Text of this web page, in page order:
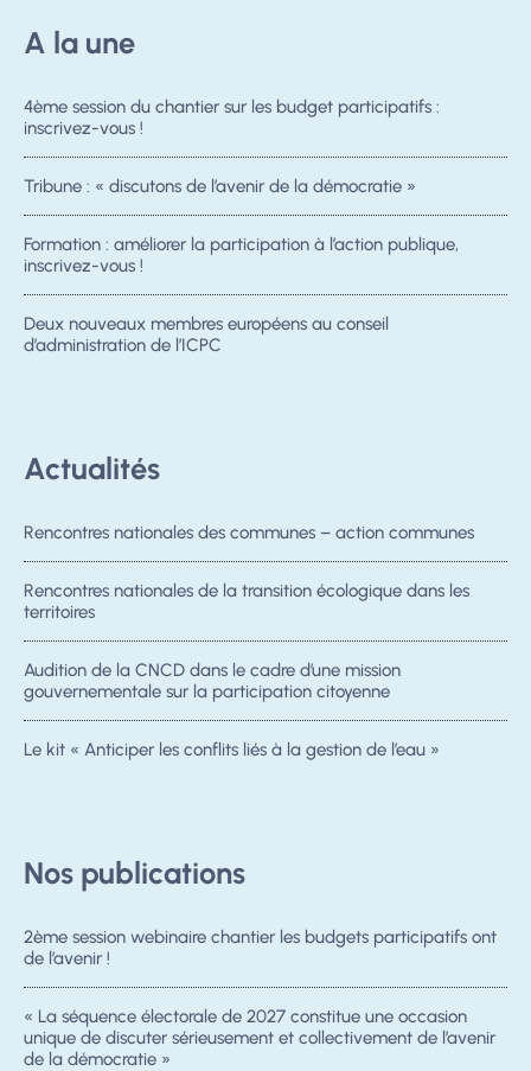
A la une
4ème session du chantier sur les budget participatifs :
inscrivez-vous !
Tribune : « discutons de l’avenir de la démocratie »
Formation : améliorer la participation à l’action publique,
inscrivez-vous !
Deux nouveaux membres européens au conseil
d’administration de l’ICPC
Actualités
Rencontres nationales des communes – action communes
Rencontres nationales de la transition écologique dans les
territoires
Audition de la CNCD dans le cadre d’une mission
gouvernementale sur la participation citoyenne
Le kit « Anticiper les conflits liés à la gestion de l’eau »
Nos publications
2ème session webinaire chantier les budgets participatifs ont
de l’avenir !
« La séquence électorale de 2027 constitue une occasion
unique de discuter sérieusement et collectivement de l’avenir
de la démocratie »